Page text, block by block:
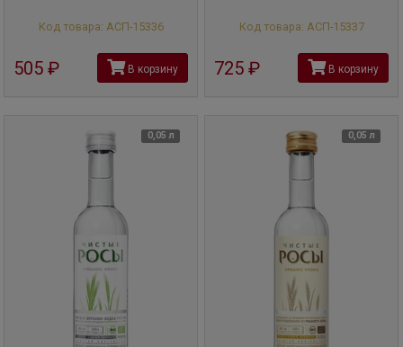
Код товара: АСП-15336
505 В корзину
Код товара: АСП-15337
725 В корзину
0,05 л 0,05 л